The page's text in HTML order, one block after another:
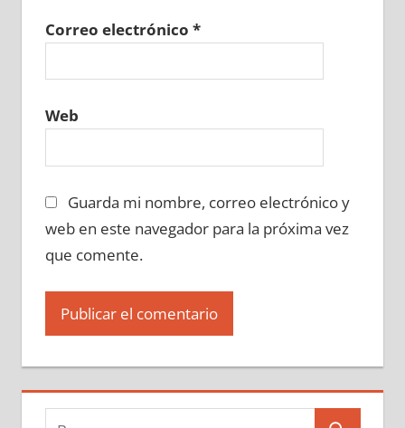
Correo electrónico *
Web
Guarda mi nombre, correo electrónico y
web en este navegador para la próxima vez
que comente.